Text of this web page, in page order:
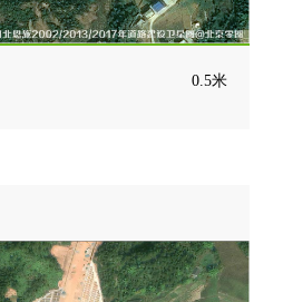
0.5米